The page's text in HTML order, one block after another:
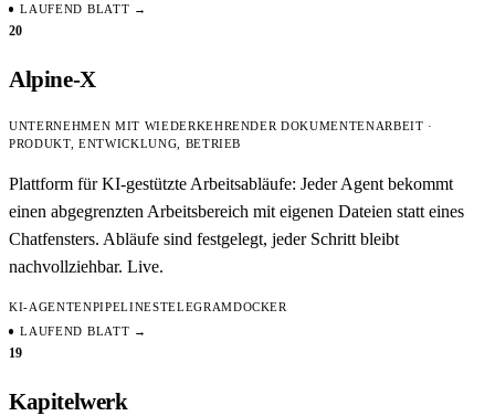
LAUFEND BLATT →
20
Alpine-X
UNTERNEHMEN MIT WIEDERKEHRENDER DOKUMENTENARBEIT ·
PRODUKT, ENTWICKLUNG, BETRIEB
Plattform für KI-gestützte Arbeitsabläufe: Jeder Agent bekommt
einen abgegrenzten Arbeitsbereich mit eigenen Dateien statt eines
Chatfensters. Abläufe sind festgelegt, jeder Schritt bleibt
nachvollziehbar. Live.
KI-AGENTENPIPELINESTELEGRAMDOCKER
LAUFEND BLATT →
19
Kapitelwerk